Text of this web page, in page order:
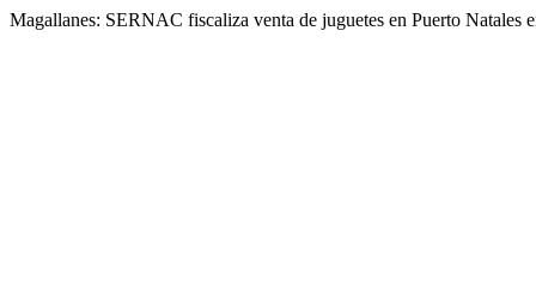
Magallanes: SERNAC fiscaliza venta de juguetes en Puerto Natales